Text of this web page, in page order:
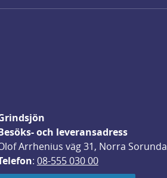
och leveransadress
Arrhenius väg 31, Norra Sorunda
: 08-555 030 00